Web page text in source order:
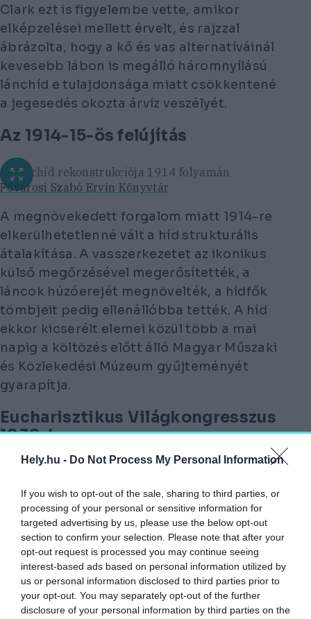
Hely.hu - Do Not Process My Personal Information
If you wish to opt-out of the sale, sharing to third parties, or
processing of your personal or sensitive information for
targeted advertising by us, please use the below opt-out
section to confirm your selection. Please note that after your
opt-out request is processed you may continue seeing
interest-based ads based on personal information utilized by
us or personal information disclosed to third parties prior to
your opt-out. You may separately opt-out of the further
disclosure of your personal information by third parties on the
Clark ezt is figyelembe vette, amikor
elképzelései mellett érvelt, és rajzzal
ábrázolta, hogy a kő és vas alternatíváinál
kevesebb lábon is megálló háromnyílású
lánchíd e tulajdonsága miatt csökkentené
a jegesedés okozta árvíz veszélyét.
Az 1914-15-ös felújítás
A Lánchíd rekonstrukciója 1914 folyamán
Fővárosi Szabó Ervin Könyvtár
A megnövekedett forgalom miatt 1914-re
elkerülhetetlenné vált a híd strukturális
átalakítása. A vasszerkezetet az ikonikus
külső megőrzésével megerősítették, a
láncok húzóerejét megnövelték, a hídfők
tömbjeit pedig ellenállóbba tették. A híd
ekkor kicserélt elemei közül több a mai
napig a költözés előtt álló Magyar Műszaki
és Közlekedési Múzeum gyűjteményét
gyarapítja.
Eucharisztikus Világkongresszus
1938-ban
Fővárosi Szabó Ervin Könyvtár
Budapestet érte az a megtiszteltetés,
hogy – 2021-hez hasonlóan – 1938-ban
megrendezhette a 34. Eucharisztikus
Világkongresszust. Ennek apropóján igen
látványosan díszítették fel a Lánchidat,
melyre 4400 darab 40 wattos lámpa